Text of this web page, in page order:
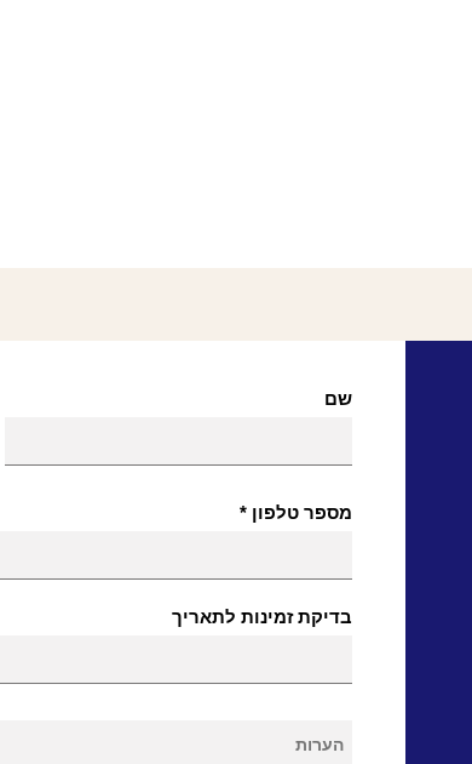
שם
מספר טלפון
בדיקת זמינות לתאריך